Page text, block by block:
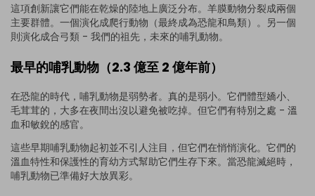
這項創新讓它們能在乾燥的陸地上廣泛分布。羊膜動物分裂成兩個
主要群體。一個演化成爬行動物（最終成為恐龍和鳥類）。另一個
則演化成合弓類 - 我們的祖先，未來的哺乳動物。
最早的哺乳動物（2.3 億至 2 億年前）
在恐龍的時代，哺乳動物是弱勢者。真的是弱小。它們體型嬌小、
毛茸茸的，大多在夜間出沒以避免被吃掉。但它們有特別之處 - 溫
血和敏銳的感官。
這些早期哺乳動物起初並不引人注目，但它們在悄悄演化。它們的
溫血特性和保護性的育幼方式幫助它們生存下來。當恐龍滅絕時，
哺乳動物已準備好大放異彩。